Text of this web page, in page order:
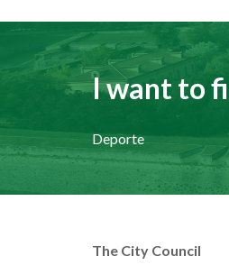
I want to
Deporte
The City Council